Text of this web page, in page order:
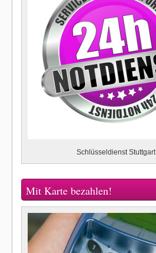
Schlüsseldienst Stuttgart
Mit Karte bezahlen!